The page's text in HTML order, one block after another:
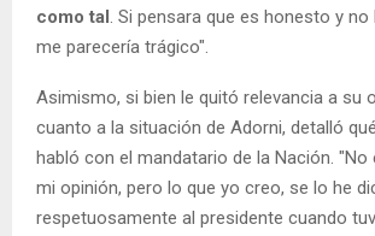
como tal. Si pensara que es honesto y no
me parecería trágico".
Asimismo, si bien le quitó relevancia a su
cuanto a la situación de Adorni, detalló
habló con el mandatario de la Nación.
mi opinión, pero lo que yo creo, se lo he
respetuosamente al presidente cuando